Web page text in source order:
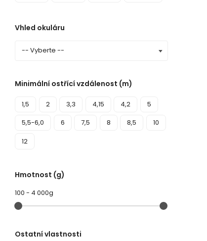
Vhled okuláru
Minimální ostřící vzdálenost (m)
1,5 2 3,3 4,15 4,2
5
5,5-6,0
6 7,5 8 8,5
10
12
Hmotnost (g)
100 - 4 000g
Ostatní vlastnosti